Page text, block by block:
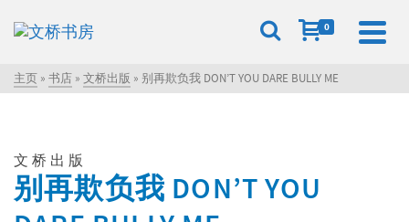
0
主页 » 书店 » 文桥出版 » 别再欺负我 DON’T YOU DARE BULLY ME
文桥出版
别再欺负我 DON’T YOU